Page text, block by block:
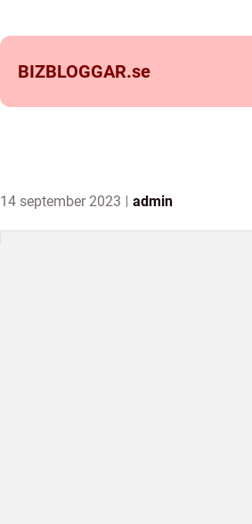
BIZBLOGGAR.se
14 september 2023 admin